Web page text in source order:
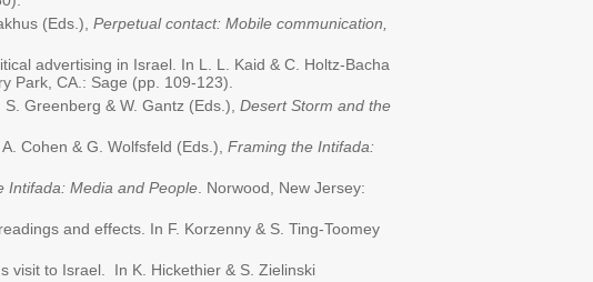
(Eds.), Perpetual contact: Mobile communication,
advertising in Israel. In L. L. Kaid & C. Holtz-Bacha
Park, CA.: Sage (pp. 109-123).
Greenberg & W. Gantz (Eds.), Desert Storm and the
Cohen & G. Wolfsfeld (Eds.), Framing the Intifada:
Intifada: Media and People . Norwood, New Jersey:
and effects. In F. Korzenny & S. Ting-Toomey
visit to Israel. In K. Hickethier & S. Zielinski